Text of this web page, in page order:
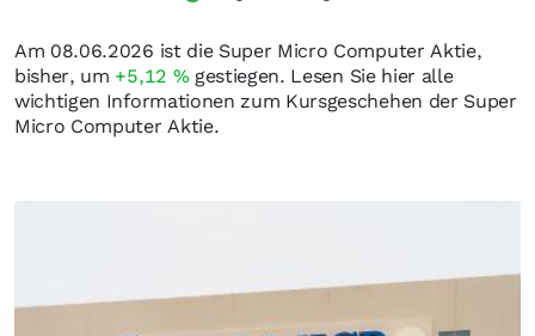
Am 08.06.2026 ist die Super Micro Computer Aktie,
bisher, um +5,12 % gestiegen. Lesen Sie hier alle
wichtigen Informationen zum Kursgeschehen der Super
Micro Computer Aktie.